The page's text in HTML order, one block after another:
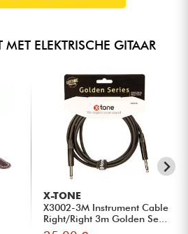
ELEKTRISCHE GITAAR
X-TONE
X3002-3M Instrument Cable
Right/Right 3m Golden Se...